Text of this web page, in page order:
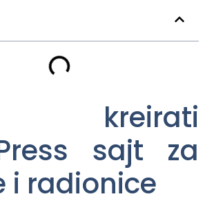
kreirati
sajt za
i radionice